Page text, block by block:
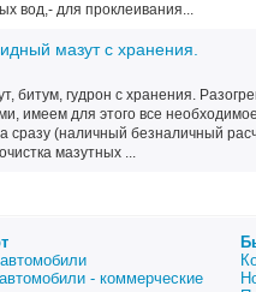
вод,- для проклеивания...
мазут с хранения.
битум, гудрон с хранения.
имеем для этого все
сразу (наличный безналичный
мазутных ...
- коммерческие